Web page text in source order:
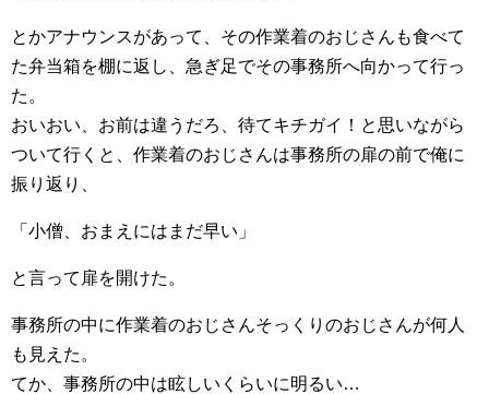
とかアナウンスがあって、その作業着のおじさんも食べて
た弁当箱を棚に返し、急ぎ足でその事務所へ向かって行っ
た。
おいおい、お前は違うだろ、待てキチガイ！と思いながら
ついて行くと、作業着のおじさんは事務所の扉の前で俺に
振り返り、
「小僧、おまえにはまだ早い」
と言って扉を開けた。
事務所の中に作業着のおじさんそっくりのおじさんが何人
も見えた。
てか、事務所の中は眩しいくらいに明るい…